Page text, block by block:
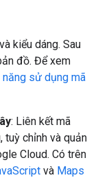
kiểu dáng. Sau
đồ. Để xem
năng sử dụng mã
: Liên kết mã
chỉnh và quản
Cloud. Có trên
và Maps